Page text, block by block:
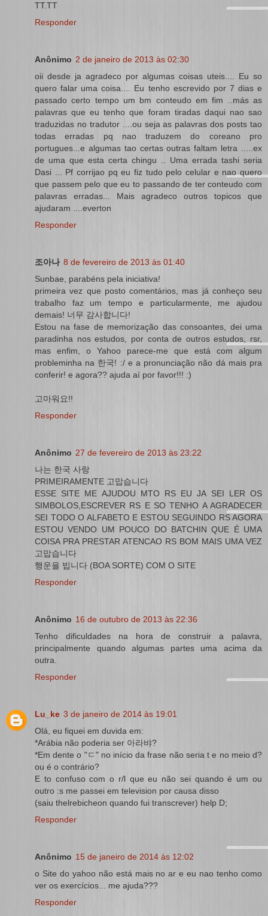
TT.TT
Responder
Anônimo 2 de janeiro de 2013 às 02:30
oii desde ja agradeco por algumas coisas uteis.... Eu so
quero falar uma coisa.... Eu tenho escrevido por 7 dias e
passado certo tempo um bm conteudo em fim ..más as
palavras que eu tenho que foram tiradas daqui nao sao
traduzidas no tradutor ....ou seja as palavras dos posts tao
todas erradas pq nao traduzem do coreano pro
portugues...e algumas tao certas outras faltam letra .....ex
de uma que esta certa chingu .. Uma errada tashi seria
Dasi ... Pf corrijao pq eu fiz tudo pelo celular e nao quero
que passem pelo que eu to passando de ter conteudo com
palavras erradas... Mais agradeco outros topicos que
ajudaram ....everton
Responder
조아나 8 de fevereiro de 2013 às 01:40
Sunbae, parabéns pela iniciativa!
primeira vez que posto comentários, mas já conheço seu
trabalho faz um tempo e particularmente, me ajudou
demais! 너무 감사합니다!
Estou na fase de memorização das consoantes, dei uma
paradinha nos estudos, por conta de outros estudos, rsr,
mas enfim, o Yahoo parece-me que está com algum
probleminha na 한국! :/ e a pronunciação não dá mais pra
conferir! e agora?? ajuda aí por favor!!! :)
고마워요!!
Responder
Anônimo 27 de fevereiro de 2013 às 23:22
나는 한국 사랑
PRIMEIRAMENTE 고맙습니다
ESSE SITE ME AJUDOU MTO RS EU JA SEI LER OS
SIMBOLOS,ESCREVER RS E SO TENHO A AGRADECER
SEI TODO O ALFABETO E ESTOU SEGUINDO RS AGORA
ESTOU VENDO UM POUCO DO BATCHIN QUE É UMA
COISA PRA PRESTAR ATENCAO RS BOM MAIS UMA VEZ
고맙습니다
행운을 빕니다 (BOA SORTE) COM O SITE
Responder
Anônimo 16 de outubro de 2013 às 22:36
Tenho dificuldades na hora de construir a palavra,
principalmente quando algumas partes uma acima da
outra.
Responder
Lu_ke 3 de janeiro de 2014 às 19:01
Olá, eu fiquei em duvida em:
*Arábia não poderia ser 아라뱌?
*Em dente o "ㄷ" no início da frase não seria t e no meio d?
ou é o contrário?
E to confuso com o r/l que eu não sei quando é um ou
outro :s me passei em television por causa disso
(saiu thelrebicheon quando fui transcrever) help D;
Responder
Anônimo 15 de janeiro de 2014 às 12:02
o Site do yahoo não está mais no ar e eu nao tenho como
ver os exercícios... me ajuda???
Responder